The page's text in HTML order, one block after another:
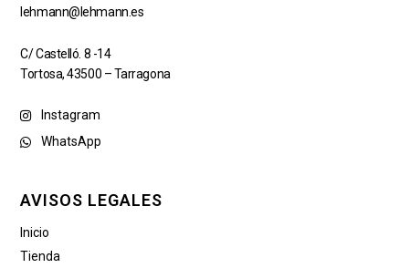
lehmann@lehmann.es
C/ Castelló. 8 -14
Tortosa, 43500 – Tarragona
Instagram
WhatsApp
AVISOS LEGALES
Inicio
Tienda